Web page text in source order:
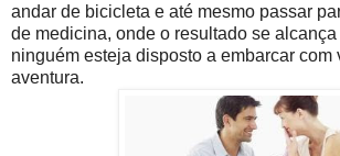
andar de bicicleta e até mesmo passar
de medicina, onde o resultado se
ninguém esteja disposto a embarcar com
aventura.